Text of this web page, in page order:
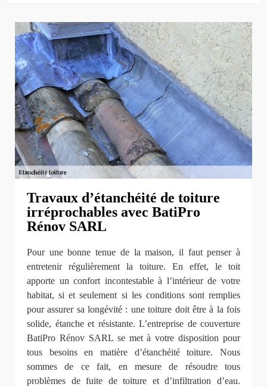
Travaux d’étanchéité de toiture
irréprochables avec BatiPro
Rénov SARL
Pour une bonne tenue de la maison, il faut penser à
entretenir régulièrement la toiture. En effet, le toit
apporte un confort incontestable à l’intérieur de votre
habitat, si et seulement si les conditions sont remplies
pour assurer sa longévité : une toiture doit être à la fois
solide, étanche et résistante. L’entreprise de couverture
BatiPro Rénov SARL se met à votre disposition pour
tous besoins en matière d’étanchéité toiture. Nous
sommes de ce fait, en mesure de résoudre tous
problèmes de fuite de toiture et d’infiltration d’eau.